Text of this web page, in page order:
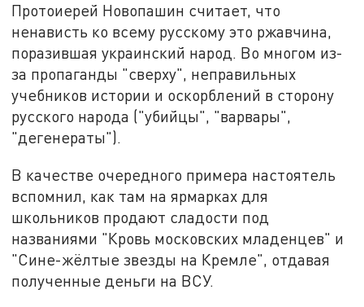
Протоиерей Новопашин считает, что
ненависть ко всему русскому это ржавчина,
поразившая украинский народ. Во многом из-
за пропаганды "сверху", неправильных
учебников истории и оскорблений в сторону
русского народа ("убийцы", "варвары",
"дегенераты").
В качестве очередного примера настоятель
вспомнил, как там на ярмарках для
школьников продают сладости под
названиями "Кровь московских младенцев" и
"Сине-жёлтые звезды на Кремле", отдавая
полученные деньги на ВСУ.